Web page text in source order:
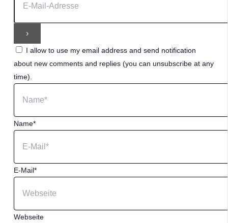
I allow to use my email address and send notification
about new comments and replies (you can unsubscribe at any
time).
Name*
E-Mail*
Webseite